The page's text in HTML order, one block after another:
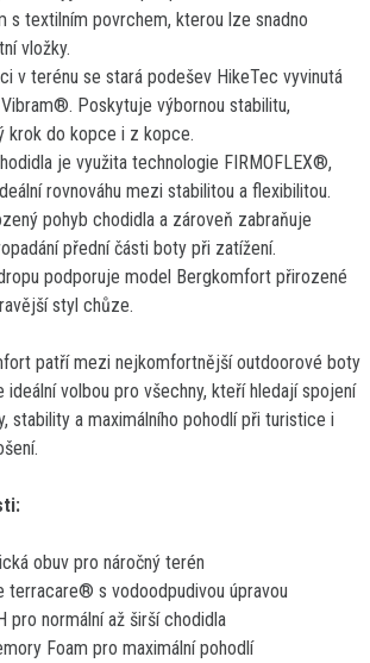
s textilním povrchem, kterou lze snadno
vložky.
v terénu se stará podešev HikeTec vyvinutá
Poskytuje výbornou stabilitu,
krok do kopce i z kopce.
je využita technologie FIRMOFLEX®,
rovnováhu mezi stabilitou a flexibilitou.
pohyb chodidla a zároveň zabraňuje
přední části boty při zatížení.
podporuje model Bergkomfort přirozené
styl chůze.
patří mezi nejkomfortnější outdoorové boty
ideální volbou pro všechny, kteří hledají spojení
stability a maximálního pohodlí při turistice i
obuv pro náročný terén
terracare® s vodoodpudivou úpravou
pro normální až širší chodidla
Foam pro maximální pohodlí